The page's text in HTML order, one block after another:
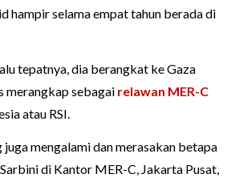
hampir selama empat tahun berada di
tepatnya, dia berangkat ke Gaza
merangkap sebagai relawan MER-C
atau RSI.
mengalami dan merasakan betapa
di Kantor MER-C, Jakarta Pusat,